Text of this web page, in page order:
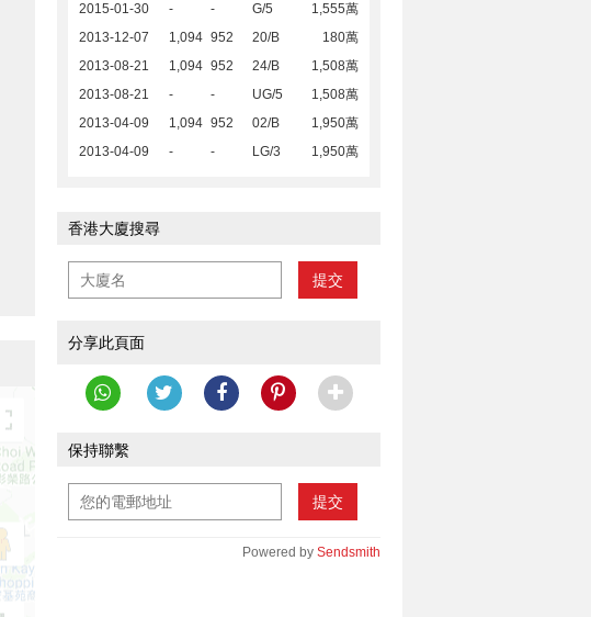
2015-01-30
- - G/5
1,555萬
2013-12-07
1,094 952 20/B
180萬
2013-08-21
1,094 952 24/B
1,508萬
2013-08-21
- - UG/5
1,508萬
2013-04-09
1,094 952 02/B
1,950萬
2013-04-09
- - LG/3 1,950萬
香港大廈搜尋
提交
分享此頁面
保持聯繫
提交
Powered by Sendsmith